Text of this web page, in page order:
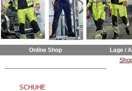
Online Shop Lage /
SCHUHE